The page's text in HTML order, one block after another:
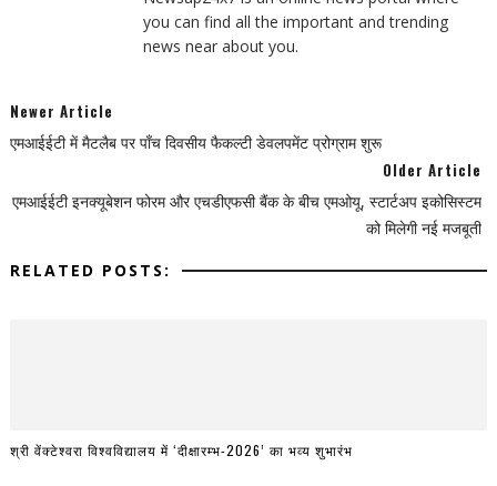
you can find all the important and trending
news near about you.
Newer Article
एमआईईटी में मैटलैब पर पाँच दिवसीय फैकल्टी डेवलपमेंट प्रोग्राम शुरू
Older Article
एमआईईटी इनक्यूबेशन फोरम और एचडीएफसी बैंक के बीच एमओयू, स्टार्टअप इकोसिस्टम
को मिलेगी नई मजबूती
RELATED POSTS:
श्री वेंक्टेश्वरा विश्वविद्यालय में ‘दीक्षारम्भ-2026’ का भव्य शुभारंभ